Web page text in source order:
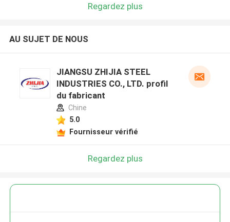
Regardez plus
AU SUJET DE NOUS
JIANGSU ZHIJIA STEEL
INDUSTRIES CO., LTD. profil
du fabricant
Chine
5.0
Fournisseur vérifié
Regardez plus